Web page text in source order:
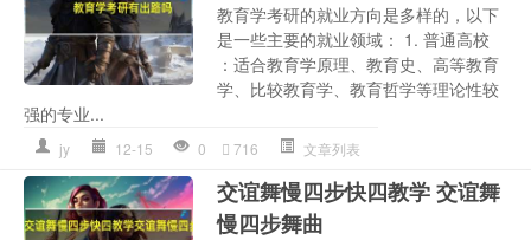
教育学考研的就业方向是多样的，以下
是一些主要的就业领域： 1. 普通高校
：适合教育学原理、教育史、高等教育
学、比较教育学、教育哲学等理论性较
强的专业...
jy 12-15 0 716 文章列表
交谊舞慢四步快四教学 交谊舞
慢四步舞曲